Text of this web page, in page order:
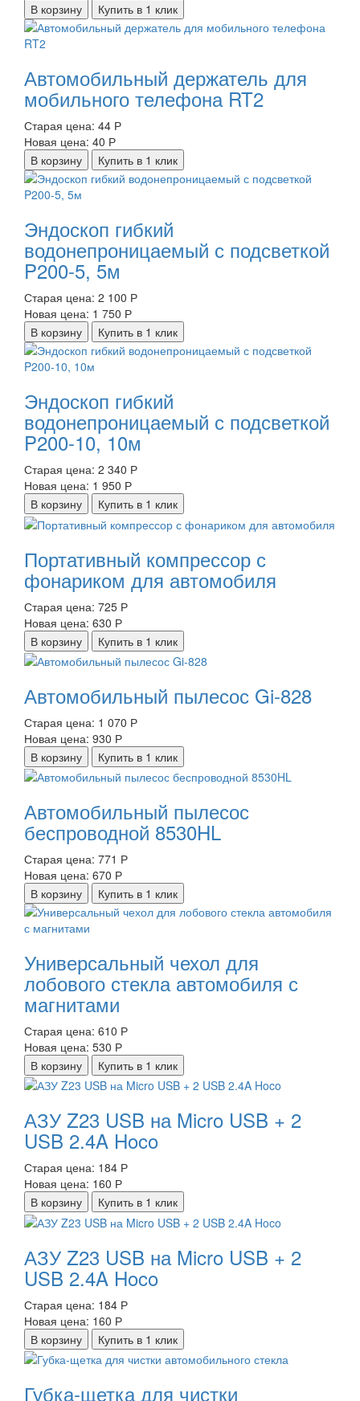
В корзину
Купить в 1 клик
Автомобильный держатель для
мобильного телефона RT2
Старая цена: 44 Р
Новая цена: 40 Р
В корзину
Купить в 1 клик
Эндоскоп гибкий
водонепроницаемый с подсветкой
P200-5, 5м
Старая цена: 2 100 Р
Новая цена: 1 750 Р
В корзину
Купить в 1 клик
Эндоскоп гибкий
водонепроницаемый с подсветкой
P200-10, 10м
Старая цена: 2 340 Р
Новая цена: 1 950 Р
В корзину
Купить в 1 клик
Портативный компрессор с
фонариком для автомобиля
Старая цена: 725 Р
Новая цена: 630 Р
В корзину
Купить в 1 клик
Автомобильный пылесос Gi-828
Старая цена: 1 070 Р
Новая цена: 930 Р
В корзину
Купить в 1 клик
Автомобильный пылесос
беспроводной 8530HL
Старая цена: 771 Р
Новая цена: 670 Р
В корзину
Купить в 1 клик
Универсальный чехол для
лобового стекла автомобиля с
магнитами
Старая цена: 610 Р
Новая цена: 530 Р
В корзину
Купить в 1 клик
АЗУ Z23 USB на Micro USB + 2
USB 2.4A Hoco
Старая цена: 184 Р
Новая цена: 160 Р
В корзину
Купить в 1 клик
АЗУ Z23 USB на Micro USB + 2
USB 2.4A Hoco
Старая цена: 184 Р
Новая цена: 160 Р
В корзину
Купить в 1 клик
Губка-щетка для чистки